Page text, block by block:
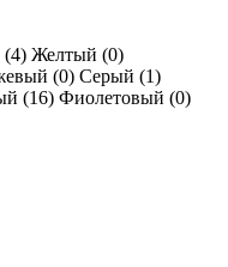
(4) Желтый (0)
(0) Серый (1)
(16) Фиолетовый (0)